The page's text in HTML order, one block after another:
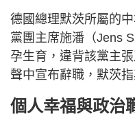
德國總理默茨所屬的
黨團主席施潘（Jens
孕生育，違背該黨主
聲中宣布辭職，默茨
個人幸福與政治